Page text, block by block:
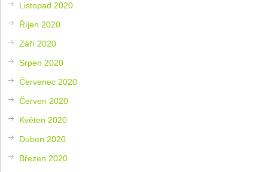
Listopad 2020
Říjen 2020
Září 2020
Srpen 2020
Červenec 2020
Červen 2020
Květen 2020
Duben 2020
Březen 2020